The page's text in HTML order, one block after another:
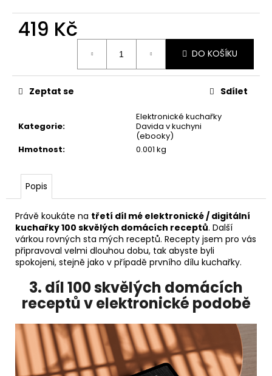
419 Kč
DO KOŠÍKU
Kategorie:
Elektronické kuchařky
Davida v kuchyni
(ebooky)
Hmotnost: 0.001 kg
Zeptat se Sdílet
Popis
Právě koukáte na třetí díl mé elektronické / digitální
kuchařky 100 skvělých domácích receptů. Další
várkou rovných sta mých receptů. Recepty jsem pro vás
připravoval velmi dlouhou dobu, tak abyste byli
spokojeni, stejně jako v případě prvního dílu kuchařky.
3. díl 100 skvělých domácích
receptů v elektronické podobě
o
č
u
m
HYBRIDNÍ
TŘÍVRSTVÝ
HRNEC
V
KUCHYNI
24
CM
(4,8
L)
SKLADEM
Kč
Původně:
2
199
Kč